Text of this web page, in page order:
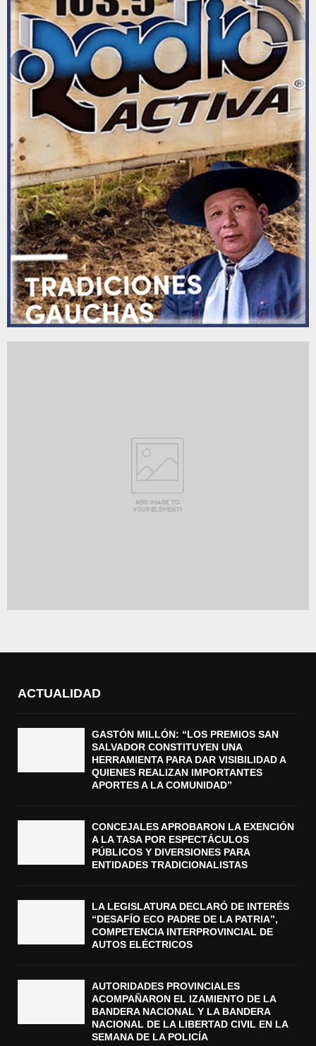
ACTUALIDAD
GASTÓN MILLÓN: “LOS PREMIOS SAN
SALVADOR CONSTITUYEN UNA
HERRAMIENTA PARA DAR VISIBILIDAD A
QUIENES REALIZAN IMPORTANTES
APORTES A LA COMUNIDAD”
CONCEJALES APROBARON LA EXENCIÓN
A LA TASA POR ESPECTÁCULOS
PÚBLICOS Y DIVERSIONES PARA
ENTIDADES TRADICIONALISTAS
LA LEGISLATURA DECLARÓ DE INTERÉS
“DESAFÍO ECO PADRE DE LA PATRIA”,
COMPETENCIA INTERPROVINCIAL DE
AUTOS ELÉCTRICOS
AUTORIDADES PROVINCIALES
ACOMPAÑARON EL IZAMIENTO DE LA
BANDERA NACIONAL Y LA BANDERA
NACIONAL DE LA LIBERTAD CIVIL EN LA
SEMANA DE LA POLICÍA